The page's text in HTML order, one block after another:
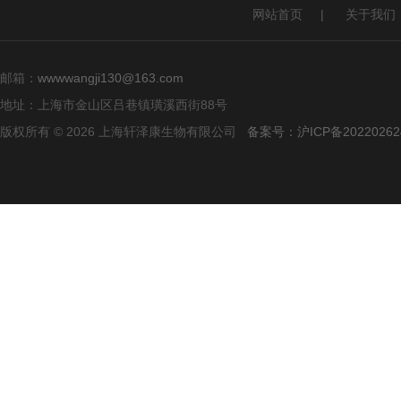
网站首页 | 关于我们
邮箱： wwwwangji130@163.com
地址：上海市金山区吕巷镇璜溪西街88号
版权所有 © 2026 上海轩泽康生物有限公司 备案号：沪ICP备